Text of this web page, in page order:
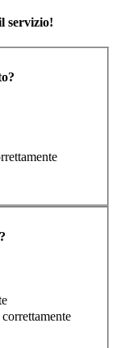
servizio!